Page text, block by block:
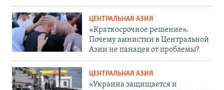
ЦЕНТРАЛЬНАЯ АЗИЯ
«Краткосрочное решение».
Почему амнистии в Центральной
Азии не панацея от проблемы?
ЦЕНТРАЛЬНАЯ АЗИЯ
«Украина защищается и